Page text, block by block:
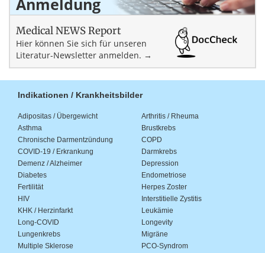
Anmeldung
Medical NEWS Report
Hier können Sie sich für unseren
Literatur-Newsletter anmelden. →
Indikationen / Krankheitsbilder
Adipositas / Übergewicht
Arthritis / Rheuma
Asthma
Brustkrebs
Chronische Darmentzündung
COPD
COVID-19 / Erkrankung
Darmkrebs
Demenz / Alzheimer
Depression
Diabetes
Endometriose
Fertilität
Herpes Zoster
HIV
Interstitielle Zystitis
KHK / Herzinfarkt
Leukämie
Long-COVID
Longevity
Lungenkrebs
Migräne
Multiple Sklerose
PCO-Syndrom